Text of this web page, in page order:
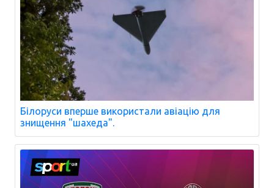
Білоруси вперше використали авіацію для
знищення "шахеда".